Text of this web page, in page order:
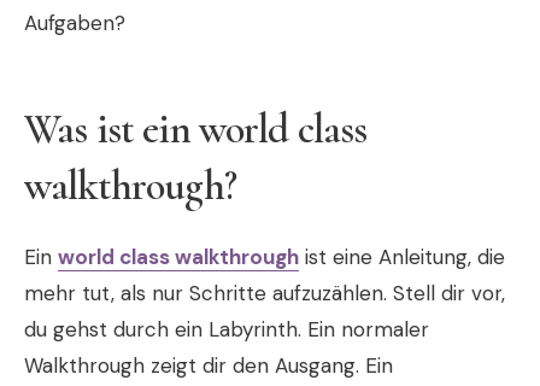
Aufgaben?
Was ist ein world class
walkthrough?
Ein world class walkthrough ist eine Anleitung, die
mehr tut, als nur Schritte aufzuzählen. Stell dir vor,
du gehst durch ein Labyrinth. Ein normaler
Walkthrough zeigt dir den Ausgang. Ein